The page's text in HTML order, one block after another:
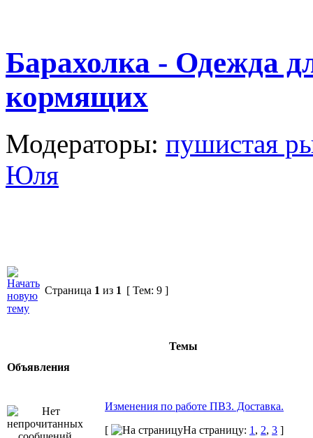
Барахолка - Одежда
кормящих
Модераторы: пушистая
Юля
Страница 1 из 1 [ Тем: 9 ]
Темы
Объявления
Изменения по работе ПВЗ. Доставка.
[
На страницу: 1 , 2, 3 ]